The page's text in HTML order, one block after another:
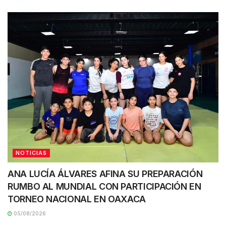
NOTICIAS
ANA LUCÍA ÁLVARES AFINA SU PREPARACIÓN
RUMBO AL MUNDIAL CON PARTICIPACIÓN EN
TORNEO NACIONAL EN OAXACA
05/08/2026